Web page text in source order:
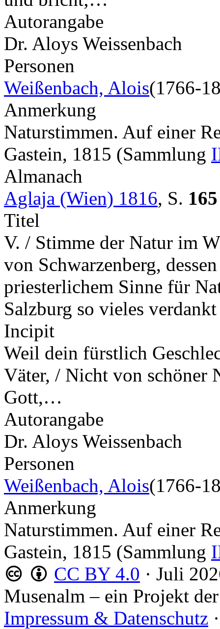
Autorangabe
Dr. Aloys Weissenbach
Personen
Weißenbach, Alois(1766-
Anmerkung
Naturstimmen. Auf einer
Gastein, 1815 (Sammlung
Almanach
Aglaja (Wien) 1816, S. 165
Titel
V. / Stimme der Natur im
von Schwarzenberg,
priesterlichem Sinne für
Salzburg so vieles verdankt
Incipit
Weil dein fürstlich
Väter, / Nicht von schöner
Gott,…
Autorangabe
Dr. Aloys Weissenbach
Personen
Weißenbach, Alois(1766-
Anmerkung
Naturstimmen. Auf einer
Gastein, 1815 (Sammlung
CC BY 4.0 · Juli
Musenalm – ein Projekt der
Impressum & Datenschutz ·